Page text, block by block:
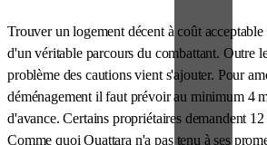
Trouver un logement décent à coût
d'un véritable parcours du combattant. Outre
problème des cautions vient s'ajouter. Pour
déménagement il faut prévoir au minimum 4
d'avance. Certains propriétaires demandent
Comme quoi Ouattara n'a pas tenu à ses